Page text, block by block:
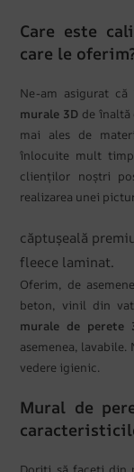
Care este
care le
Ne-am asigurat
murale 3D de înaltă
mai ales de
înlocuite mult
clienților noștri
realizarea unei
căptușeală
fleece laminat.
Oferim, de
beton, vinil din
murale de perete
asemenea,
vedere igienic.
Mural de